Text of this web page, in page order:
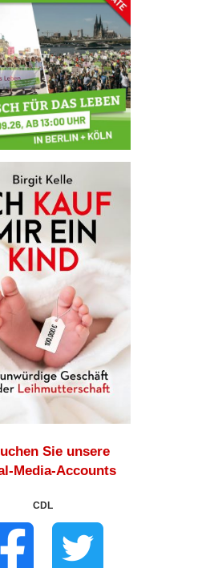
Sie unsere
Media-Accounts
CDL